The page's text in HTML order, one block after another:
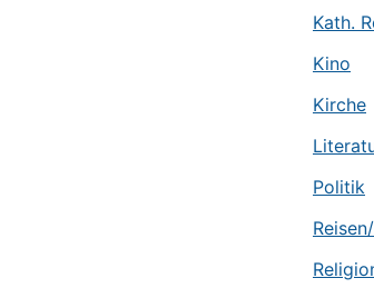
Kath.
Kino
Kirche
Politik